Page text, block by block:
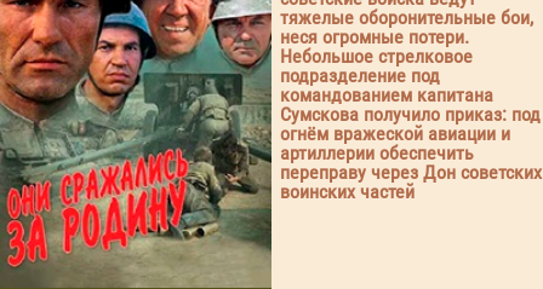
тяжелые оборонительные бои,
неся огромные потери.
Небольшое стрелковое
подразделение под
командованием капитана
Сумскова получило приказ: под
огнём вражеской авиации и
артиллерии обеспечить
переправу через Дон советских
воинских частей